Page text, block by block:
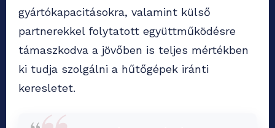
gyártókapacitásokra, valamint külső
partnerekkel folytatott együttműködésre
támaszkodva a jövőben is teljes mértékben
ki tudja szolgálni a hűtőgépek iránti
keresletet.